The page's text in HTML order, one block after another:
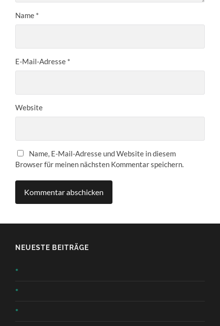
Name *
E-Mail-Adresse *
Website
Name, E-Mail-Adresse und Website in diesem
Browser für meinen nächsten Kommentar speichern.
NEUESTE BEITRÄGE
*
*
*